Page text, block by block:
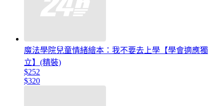
魔法學院兒童情緒繪本：我不要去上學【學會適應獨
立】(精裝)
$252
$320